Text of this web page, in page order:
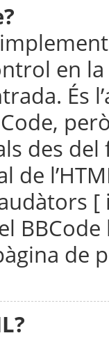
en
És
des
de
[
de